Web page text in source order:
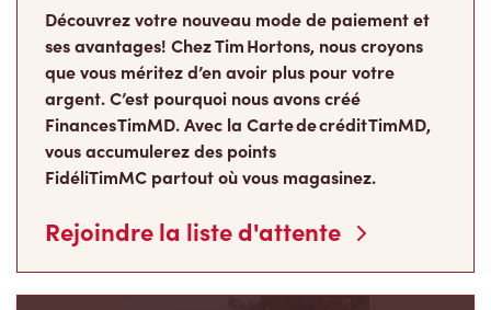
Découvrez votre nouveau mode de paiement et
ses avantages! Chez Tim Hortons, nous croyons
que vous méritez d’en avoir plus pour votre
argent. C’est pourquoi nous avons créé
Finances TimMD. Avec la Carte de crédit TimMD,
vous accumulerez des points
FidéliTimMC partout où vous magasinez.
Rejoindre la liste d'attente